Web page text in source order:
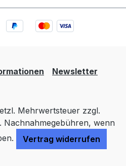
Newsletter
Mehrwertsteuer zzgl.
Nachnahmegebühren, wenn
Vertrag widerrufen
Monochrom
Überschriften hervorheben
Leseführung